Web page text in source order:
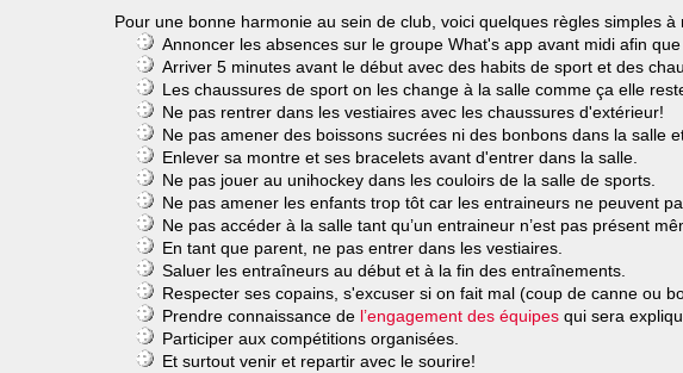
Pour une bonne harmonie au sein de club, voici quelques règles simples à
Annoncer les absences sur le groupe What's app avant midi afin
Arriver 5 minutes avant le début avec des habits de sport et des
Les chaussures de sport on les change à la salle comme ça elle
Ne pas rentrer dans les vestiaires avec les chaussures d'extérieur!
Ne pas amener des boissons sucrées ni des bonbons dans la salle
Enlever sa montre et ses bracelets avant d'entrer dans la salle.
Ne pas jouer au unihockey dans les couloirs de la salle de sports.
Ne pas amener les enfants trop tôt car les entraineurs ne peuvent
Ne pas accéder à la salle tant qu’un entraineur n’est pas présent
En tant que parent, ne pas entrer dans les vestiaires.
Saluer les entraîneurs au début et à la fin des entraînements.
Respecter ses copains, s'excuser si on fait mal (coup de canne ou
Prendre connaissance de l’engagement des équipes qui sera
Participer aux compétitions organisées.
Et surtout venir et repartir avec le sourire!